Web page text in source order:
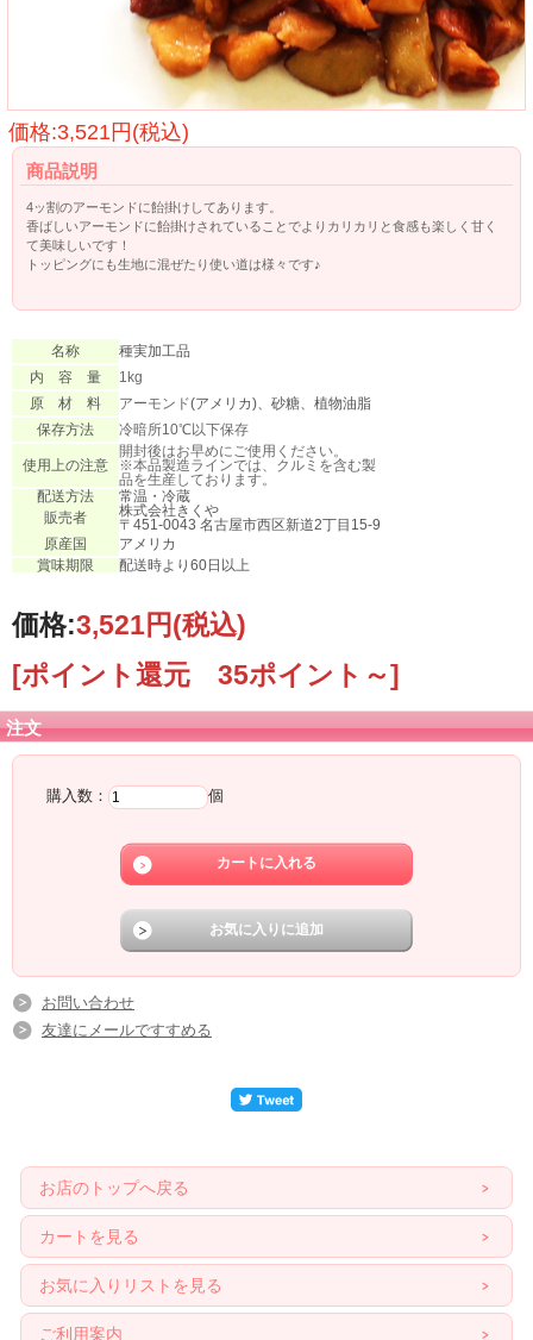
価格:3,521円(税込)
商品説明
4ッ割のアーモンドに飴掛けしてあります。
香ばしいアーモンドに飴掛けされていることでよりカリカリと食感も楽しく甘く
て美味しいです！
トッピングにも生地に混ぜたり使い道は様々です♪
名称
種実加工品
内 容 量
1kg
原 材 料
アーモンド(アメリカ)、砂糖、植物油脂
保存方法
冷暗所10℃以下保存
使用上の注意
開封後はお早めにご使用ください。
※本品製造ラインでは、クルミを含む製
品を生産しております。
配送方法
常温・冷蔵
販売者
株式会社きくや
〒451-0043 名古屋市西区新道2丁目15-9
原産国
アメリカ
賞味期限
配送時より60日以上
価格:3,521円(税込)
[ポイント還元 35ポイント～]
注文
購入数： 個
お問い合わせ
友達にメールですすめる
お店のトップへ戻る
カートを見る
お気に入りリストを見る
ご利用案内